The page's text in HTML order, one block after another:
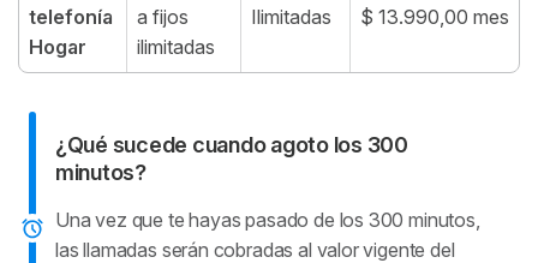
telefonía
Hogar
a fijos
ilimitadas
Ilimitadas $ 13.990,00 mes
¿Qué sucede cuando agoto los 300
minutos?
Una vez que te hayas pasado de los 300 minutos,
las llamadas serán cobradas al valor vigente del